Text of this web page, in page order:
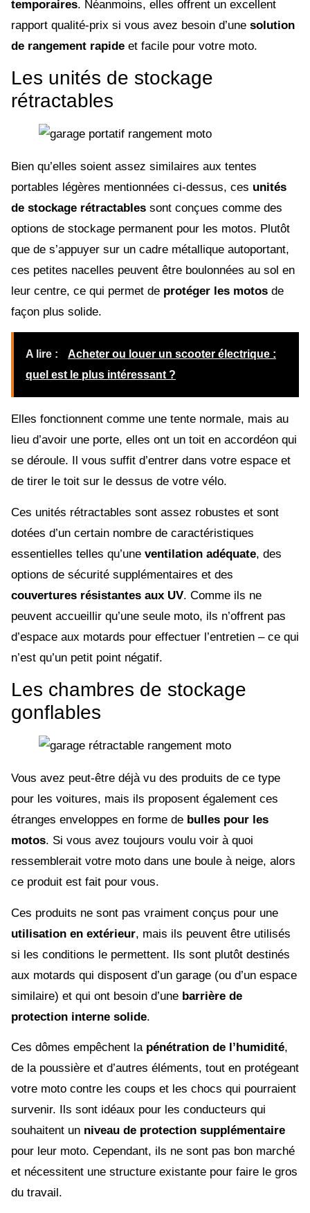
temporaires. Néanmoins, elles offrent un excellent
rapport qualité-prix si vous avez besoin d’une solution
de rangement rapide et facile pour votre moto.
Les unités de stockage
rétractables
Bien qu’elles soient assez similaires aux tentes
portables légères mentionnées ci-dessus, ces unités
de stockage rétractables sont conçues comme des
options de stockage permanent pour les motos. Plutôt
que de s’appuyer sur un cadre métallique autoportant,
ces petites nacelles peuvent être boulonnées au sol en
leur centre, ce qui permet de protéger les motos de
façon plus solide.
A lire :
Acheter ou louer un scooter électrique :
quel est le plus intéressant ?
Elles fonctionnent comme une tente normale, mais au
lieu d’avoir une porte, elles ont un toit en accordéon qui
se déroule. Il vous suffit d’entrer dans votre espace et
de tirer le toit sur le dessus de votre vélo.
Ces unités rétractables sont assez robustes et sont
dotées d’un certain nombre de caractéristiques
essentielles telles qu’une ventilation adéquate, des
options de sécurité supplémentaires et des
couvertures résistantes aux UV. Comme ils ne
peuvent accueillir qu’une seule moto, ils n’offrent pas
d’espace aux motards pour effectuer l’entretien – ce qui
n’est qu’un petit point négatif.
Les chambres de stockage
gonflables
Vous avez peut-être déjà vu des produits de ce type
pour les voitures, mais ils proposent également ces
étranges enveloppes en forme de bulles pour les
motos. Si vous avez toujours voulu voir à quoi
ressemblerait votre moto dans une boule à neige, alors
ce produit est fait pour vous.
Ces produits ne sont pas vraiment conçus pour une
utilisation en extérieur, mais ils peuvent être utilisés
si les conditions le permettent. Ils sont plutôt destinés
aux motards qui disposent d’un garage (ou d’un espace
similaire) et qui ont besoin d’une barrière de
protection interne solide.
Ces dômes empêchent la pénétration de l’humidité,
de la poussière et d’autres éléments, tout en protégeant
votre moto contre les coups et les chocs qui pourraient
survenir. Ils sont idéaux pour les conducteurs qui
souhaitent un niveau de protection supplémentaire
pour leur moto. Cependant, ils ne sont pas bon marché
et nécessitent une structure existante pour faire le gros
du travail.